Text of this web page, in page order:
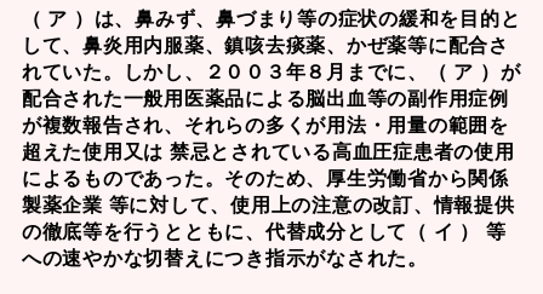
（ ア ）は、鼻みず、鼻づまり等の症状の緩和を目的と
して、鼻炎用内服薬、鎮咳去痰薬、かぜ薬等に配合さ
れていた。しかし、２００３年８月までに、（ ア ）が
配合された一般用医薬品による脳出血等の副作用症例
が複数報告され、それらの多くが用法・用量の範囲を
超えた使用又は 禁忌とされている高血圧症患者の使用
によるものであった。そのため、厚生労働省から関係
製薬企業 等に対して、使用上の注意の改訂、情報提供
の徹底等を行うとともに、代替成分として（ イ ） 等
への速やかな切替えにつき指示がなされた。